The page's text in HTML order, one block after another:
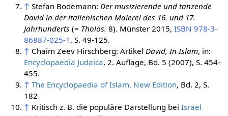
↑ Stefan Bodemann: Der musizierende und tanzende
David in der italienischen Malerei des 16. und 17.
Jahrhunderts (= Tholos. 8). Münster 2015, ISBN 978-3-
86887-025-1 , S. 49-125.
↑ Chaim Zeev Hirschberg: Artikel David, In Islam, in:
Encyclopaedia Judaica, 2. Auflage, Bd. 5 (2007), S. 454–
455.
↑ The Encyclopaedia of Islam. New Edition, Bd. 2, S.
182
↑ Kritisch z. B. die populäre Darstellung bei Israel